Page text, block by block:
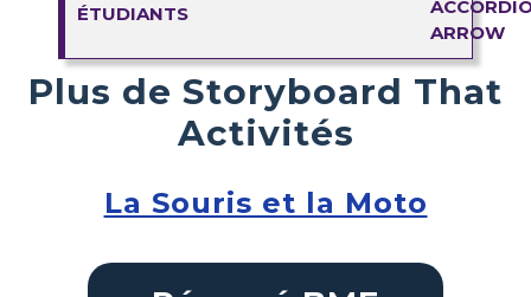
ÉTUDIANTS
Plus de Storyboard That
Activités
La Souris et la Moto